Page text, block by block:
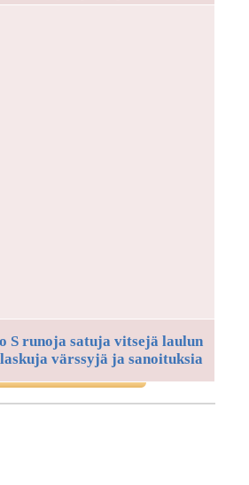
S runoja satuja vitsejä laulun
värssyjä ja sanoituksia